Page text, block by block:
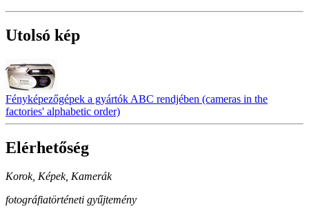
Utolsó kép
Fényképezőgépek a gyártók ABC rendjében (cameras in the
factories' alphabetic order)
Elérhetőség
Korok, Képek, Kamerák
fotográfiatörténeti gyűjtemény